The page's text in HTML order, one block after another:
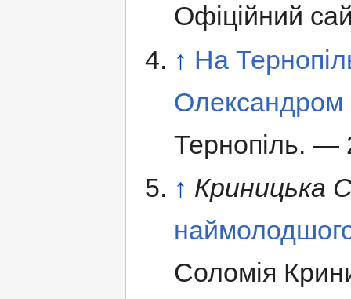
Офіційний
↑ На
Тернопіль. —
↑ Криницька
Соломія